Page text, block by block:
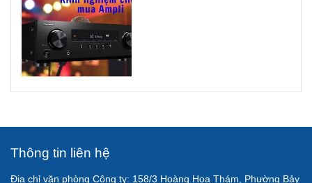
Thông tin liên hệ
Địa chỉ văn phòng Công ty: 158/3 Hoàng Hoa Thám, Phường Bảy